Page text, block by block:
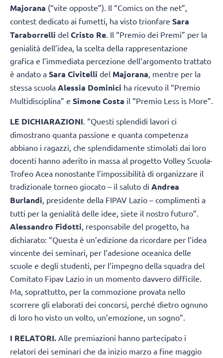
Majorana (“vite opposte”). Il “Comics on the net”,
contest dedicato ai fumetti, ha visto trionfare Sara
Taraborrelli del Cristo Re . Il “Premio dei Premi” per la
genialità dell’idea, la scelta della rappresentazione
grafica e l’immediata percezione dell’argomento trattato
è andato a Sara Civitelli del Majorana , mentre per la
stessa scuola Alessia Dominici ha ricevuto il “Premio
Multidisciplina” e Simone Costa il “Premio Less is More”.
LE DICHIARAZIONI. “Questi splendidi lavori ci
dimostrano quanta passione e quanta competenza
abbiano i ragazzi, che splendidamente stimolati dai loro
docenti hanno aderito in massa al progetto Volley Scuola-
Trofeo Acea nonostante l’impossibilità di organizzare il
tradizionale torneo giocato – il saluto di Andrea
Burlandi, presidente della FIPAV Lazio – complimenti a
tutti per la genialità delle idee, siete il nostro futuro”.
Alessandro Fidotti, responsabile del progetto, ha
dichiarato: “Questa è un’edizione da ricordare per l’idea
vincente dei seminari, per l’adesione oceanica delle
scuole e degli studenti, per l’impegno della squadra del
Comitato Fipav Lazio in un momento davvero difficile.
Ma, soprattutto, per la commozione provata nello
scorrere gli elaborati dei concorsi, perché dietro ognuno
di loro ho visto un volto, un’emozione, un sogno”.
I RELATORI. Alle premiazioni hanno partecipato i
relatori dei seminari che da inizio marzo a fine maggio